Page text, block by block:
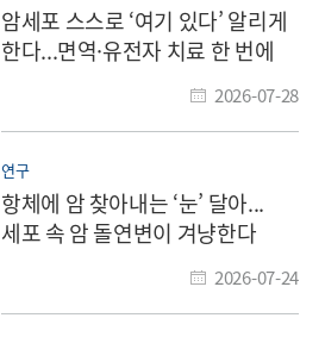
암세포 스스로 ‘여기 있다’ 알리게
한다...면역·유전자 치료 한 번에
2026-07-28
연구
항체에 암 찾아내는 ‘눈’ 달아...
세포 속 암 돌연변이 겨냥한다
2026-07-24